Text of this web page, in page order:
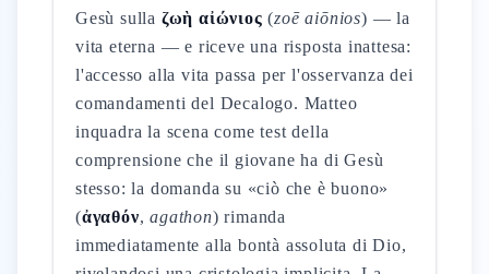
Gesù sulla ζωὴ αἰώνιος (zoē aiōnios) — la
vita eterna — e riceve una risposta inattesa:
l'accesso alla vita passa per l'osservanza dei
comandamenti del Decalogo. Matteo
inquadra la scena come test della
comprensione che il giovane ha di Gesù
stesso: la domanda su «ciò che è buono»
(ἀγαθόν,agathon) rimanda
immediatamente alla bontà assoluta di Dio,